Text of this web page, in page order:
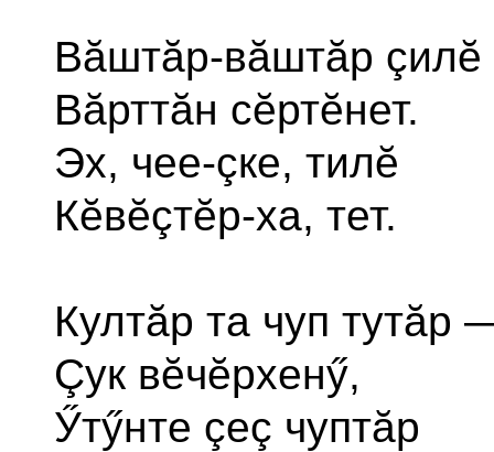
Вăштăр-вăштăр çилĕ
Вăрттăн сĕртĕнет.
Эх, чее-çке, тилĕ
Кĕвĕçтĕр-ха, тет.
Култăр та чуп тутăр
Çук вĕчĕрхенӳ,
Ӳтӳнте çеç чуптăр